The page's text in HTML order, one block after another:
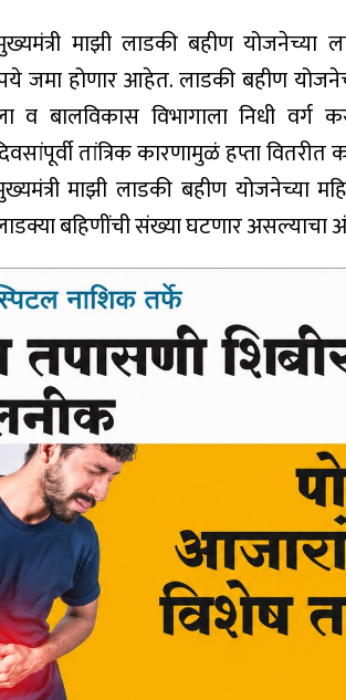
माझी लाडकी बहीण योजनेच्या
जमा होणार आहेत. लाडकी बहीण
व बालविकास विभागाला निधी
तांत्रिक कारणामुळं हप्ता
माझी लाडकी बहीण योजनेच्या
लाडक्या बहिणींची संख्या घटणार